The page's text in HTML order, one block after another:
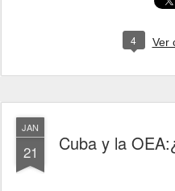
4 Ver
JAN
21 Cuba y la